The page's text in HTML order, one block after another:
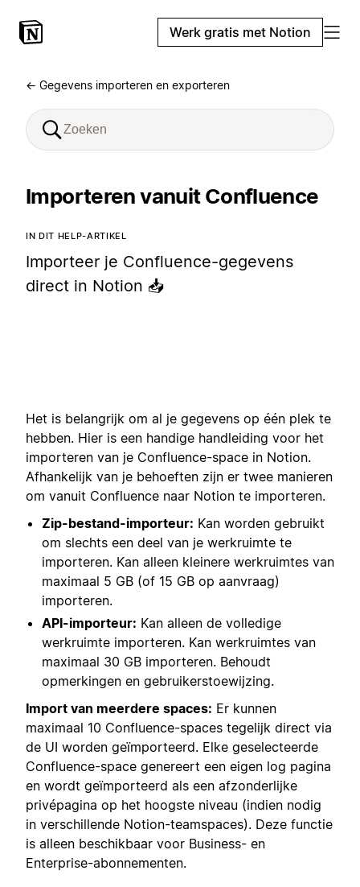
Werk gratis met Notion
← Gegevens importeren en exporteren
Importeren vanuit Confluence
IN DIT HELP-ARTIKEL
Importeer je Confluence-gegevens
direct in Notion 📥
Het is belangrijk om al je gegevens op één plek te
hebben. Hier is een handige handleiding voor het
importeren van je Confluence-space in Notion.
Afhankelijk van je behoeften zijn er twee manieren
om vanuit Confluence naar Notion te importeren.
Zip-bestand-importeur: Kan worden gebruikt
om slechts een deel van je werkruimte te
importeren. Kan alleen kleinere werkruimtes van
maximaal 5 GB (of 15 GB op aanvraag)
importeren.
API-importeur: Kan alleen de volledige
werkruimte importeren. Kan werkruimtes van
maximaal 30 GB importeren. Behoudt
opmerkingen en gebruikerstoewijzing.
Import van meerdere spaces: Er kunnen
maximaal 10 Confluence-spaces tegelijk direct via
de UI worden geïmporteerd. Elke geselecteerde
Confluence-space genereert een eigen log pagina
en wordt geïmporteerd als een afzonderlijke
privépagina op het hoogste niveau (indien nodig
in verschillende Notion-teamspaces). Deze functie
is alleen beschikbaar voor Business- en
Enterprise-abonnementen.